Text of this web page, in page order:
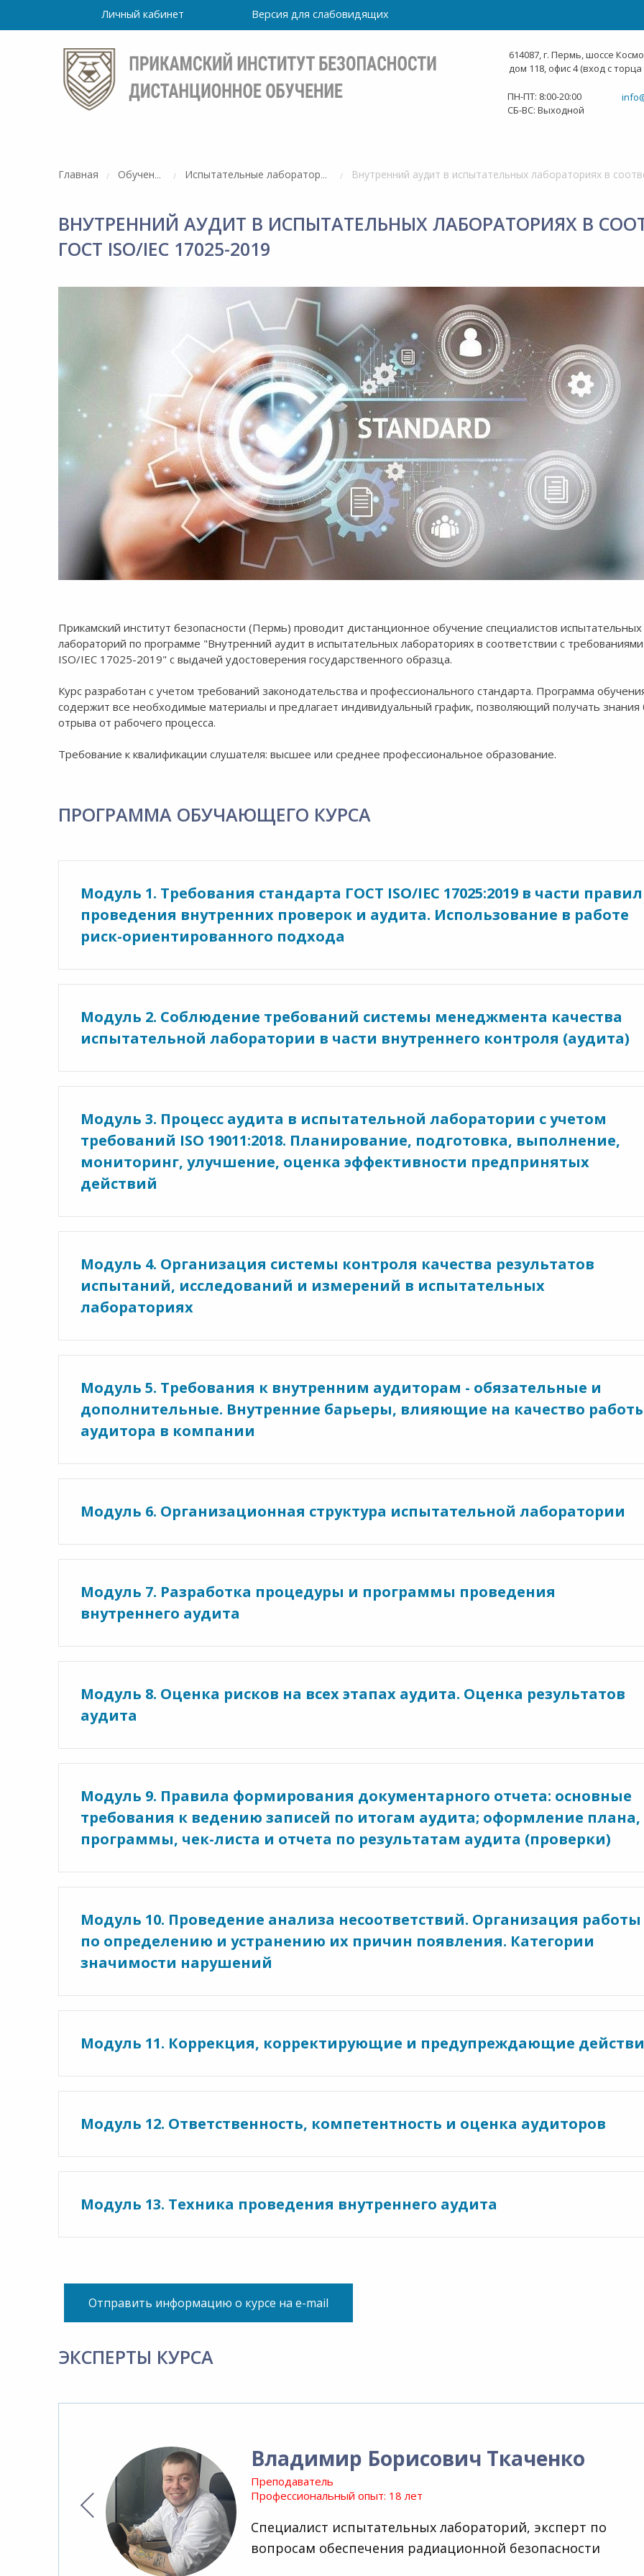
Личный кабинет Версия для слабовидящих
614087, г. Пермь, шоссе
дом 118, офис 4 (вход с
ПН-ПТ: 8:00-20:00
СБ-ВС: Выходной
Главная Обучение Испытательные лаборатории
ВНУТРЕННИЙ АУДИТ В ИСПЫТАТЕЛЬНЫХ ЛАБОРАТОРИЯХ В
ГОСТ ISO/IEC 17025-2019
Прикамский институт безопасности (Пермь) проводит дистанционное обучение специалистов испытательных
лабораторий по программе "Внутренний аудит в испытательных лабораториях в соответствии с
ISO/IEC 17025-2019" с выдачей удостоверения государственного образца.
Курс разработан с учетом требований законодательства и профессионального стандарта. Программа
содержит все необходимые материалы и предлагает индивидуальный график, позволяющий получать знания
отрыва от рабочего процесса.
Требование к квалификации слушателя: высшее или среднее профессиональное образование.
ПРОГРАММА ОБУЧАЮЩЕГО КУРСА
Модуль 1. Требования стандарта ГОСТ ISO/IEC 17025:2019 в части правил
проведения внутренних проверок и аудита. Использование в работе
риск-ориентированного подхода
Модуль 2. Соблюдение требований системы менеджмента качества
испытательной лаборатории в части внутреннего контроля (аудита)
Модуль 3. Процесс аудита в испытательной лаборатории с учетом
требований ISO 19011:2018. Планирование, подготовка, выполнение,
мониторинг, улучшение, оценка эффективности предпринятых
действий
Модуль 4. Организация системы контроля качества результатов
испытаний, исследований и измерений в испытательных
лабораториях
Модуль 5. Требования к внутренним аудиторам - обязательные и
дополнительные. Внутренние барьеры, влияющие на качество
аудитора в компании
Модуль 6. Организационная структура испытательной лаборатории
Модуль 7. Разработка процедуры и программы проведения
внутреннего аудита
Модуль 8. Оценка рисков на всех этапах аудита. Оценка результатов
аудита
Модуль 9. Правила формирования документарного отчета: основные
требования к ведению записей по итогам аудита; оформление плана,
программы, чек-листа и отчета по результатам аудита (проверки)
Модуль 10. Проведение анализа несоответствий. Организация работы
по определению и устранению их причин появления. Категории
значимости нарушений
Модуль 11. Коррекция, корректирующие и предупреждающие
Модуль 12. Ответственность, компетентность и оценка аудиторов
Модуль 13. Техника проведения внутреннего аудита
Отправить информацию о курсе на e-mail
ЭКСПЕРТЫ КУРСА
Владимир Борисович Ткаченко
Преподаватель
Профессиональный опыт: 18 лет
Специалист испытательных лабораторий, эксперт по
вопросам обеспечения радиационной безопасности